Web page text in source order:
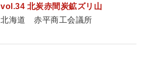
vol.34 北炭赤間炭鉱ズリ山
北海道 赤平商工会議所